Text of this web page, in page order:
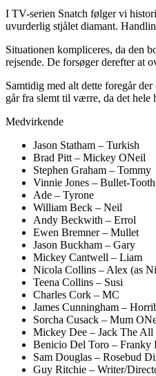
I TV-serien Snatch følger vi
uvurderlig stjålet diamant.
Situationen kompliceres, da den
rejsende. De forsøger derefter at
Samtidig med alt dette foregår
går fra slemt til værre, da det hele
Medvirkende
Jason Statham – Turkish
Brad Pitt – Mickey ONeil
Stephen Graham – Tommy
Vinnie Jones – Bullet-
Ade – Tyrone
William Beck – Neil
Andy Beckwith – Errol
Ewen Bremner – Mullet
Jason Buckham – Gary
Mickey Cantwell – Liam
Nicola Collins – Alex (as
Teena Collins – Susi
Charles Cork – MC
James Cunningham –
Sorcha Cusack – Mum
Mickey Dee – Jack The All
Benicio Del Toro – Franky
Sam Douglas – Rosebud
Guy Ritchie – Writer/